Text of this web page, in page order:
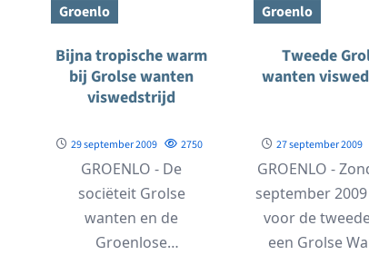
Groenlo
Bijna tropische warm
bij Grolse wanten
viswedstrijd
29 september 2009 2750
GROENLO - De
sociëteit Grolse
wanten en de
Groenlose
Groenlo
Tweede
wanten
27 september 2009
GROENLO -
september
voor de
een Grolse